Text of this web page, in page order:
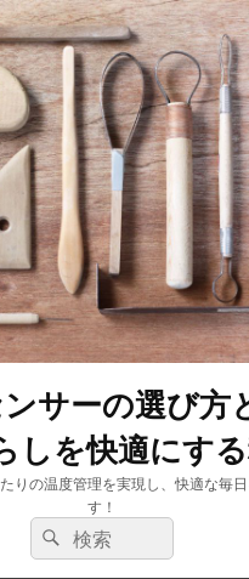
サーの選び方
しを快適にす
りの温度管理を実現し、快適な毎
す！
検
索:
検
索